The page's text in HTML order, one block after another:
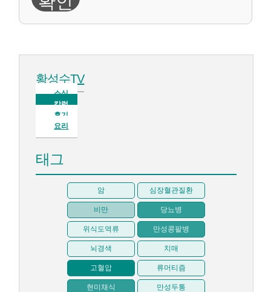
황성수TV
소식
칼럼
후기
요리
태그
암 심장혈관질환
비만 당뇨병
위식도역류 만성콩팥병
뇌경색 치매
고혈압 류머티즘
현미채식 만성두통